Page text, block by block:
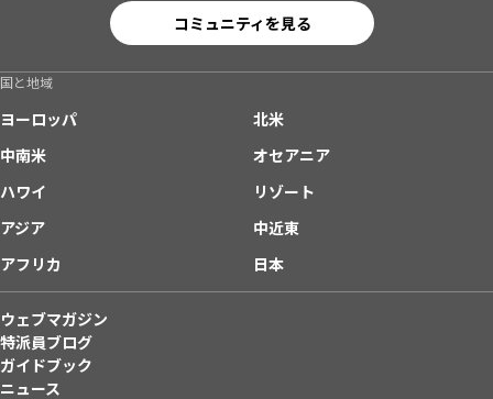
コミュニティを見る
国と地域
ヨーロッパ
北米
中南米
オセアニア
ハワイ
リゾート
アジア
中近東
アフリカ
日本
ウェブマガジン
特派員ブログ
ガイドブック
ニュース